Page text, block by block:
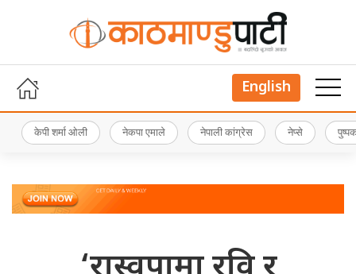
English
केपी शर्मा ओली नेकपा एमाले नेपाली कांग्रेस नेप्से